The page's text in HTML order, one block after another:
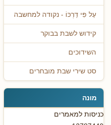
עַל פִּי דַרְכּוֹ - נקודה למחשבה
קידוש לשבת בבוקר
השידוכים
סט שירי שבת מובחרים
מונה
כניסות למאמרים